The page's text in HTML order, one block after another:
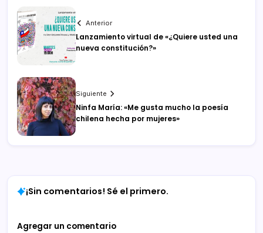
Anterior
Lanzamiento virtual de «¿Quiere usted una
nueva constitución?»
Siguiente
Ninfa María: «Me gusta mucho la poesía
chilena hecha por mujeres»
¡Sin comentarios! Sé el primero.
Agregar un comentario